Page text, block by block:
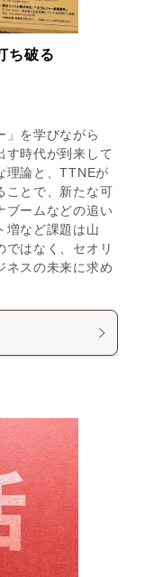
ち破る
」を学びながら
す時代が到来して
理論と、TTNEが
ことで、新たな可
ブームなどの追い
増など課題は山
ではなく、セオリ
ネスの未来に求め